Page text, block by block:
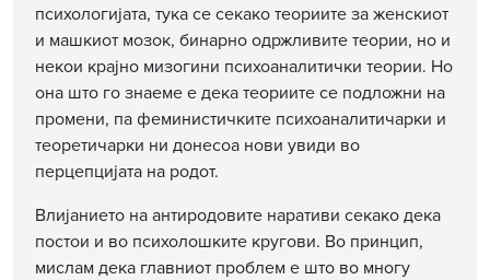
психологијата, тука се секако теориите за женскиот
и машкиот мозок, бинарно одржливите теории, но и
некои крајно мизогини психоаналитички теории. Но
она што го знаеме е дека теориите се подложни на
промени, па феминистичките психоаналитичарки и
теоретичарки ни донесоа нови увиди во
перцепцијата на родот.
Влијанието на антиродовите наративи секако дека
постои и во психолошките кругови. Во принцип,
мислам дека главниот проблем е што во многу